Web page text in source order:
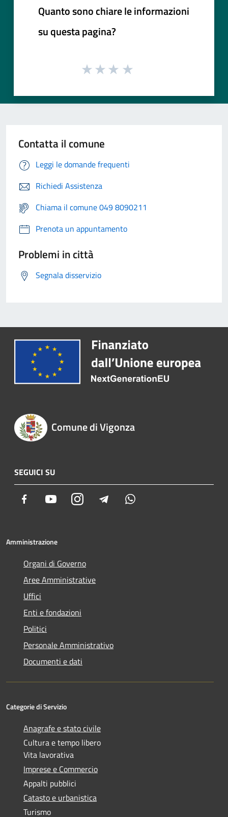
Quanto sono chiare le informazioni
su questa pagina?
Contatta il comune
Leggi le domande frequenti
Richiedi Assistenza
Chiama il comune 049 8090211
Prenota un appuntamento
Problemi in città
Segnala disservizio
Comune di Vigonza
SEGUICI SU
Facebook YoutubeInstagram Telegram
Amministrazione
Organi di Governo
Aree Amministrative
Uffici
Enti e fondazioni
Politici
Personale Amministrativo
Documenti e dati
Categorie di Servizio
Anagrafe e stato civile
Cultura e tempo libero
Vita lavorativa
Imprese e Commercio
Appalti pubblici
Catasto e urbanistica
Turismo